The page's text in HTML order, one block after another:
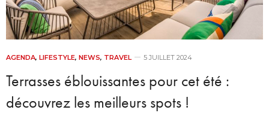
AGENDA, LIFESTYLE, NEWS, TRAVEL 5 JUILLET 2024
Terrasses éblouissantes pour cet été :
découvrez les meilleurs spots !